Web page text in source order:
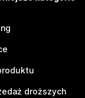
droższych